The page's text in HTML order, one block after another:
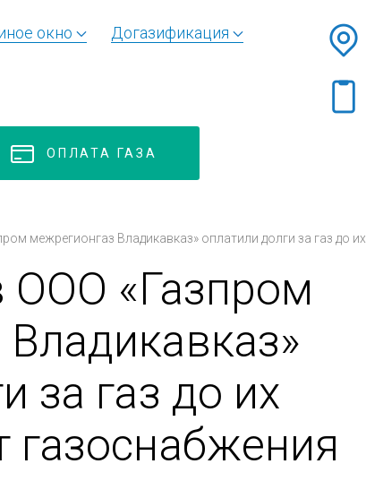
окно Догазификация
ОПЛАТА ГАЗА
межрегионгаз Владикавказ» оплатили долги за газ до их
ООО «Газпром
за газ до их
газоснабжения